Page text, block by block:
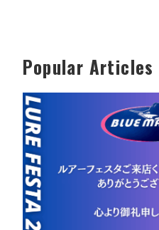
Popular Articles